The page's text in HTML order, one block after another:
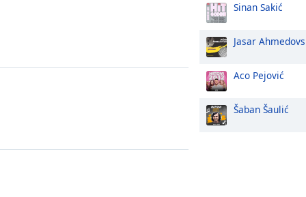
Sinan Sakić
Jasar
Aco Pejović
Šaban Šaulić